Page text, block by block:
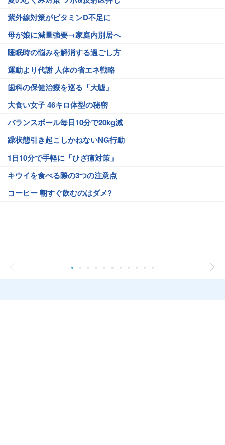
紫外線対策がビタミンD不足に
母が娘に減量強要→家庭内別居へ
睡眠時の悩みを解消する過ごし方
運動より代謝 人体の省エネ戦略
歯科の保健治療を巡る「大嘘」
大食い女子 46キロ体型の秘密
バランスボール毎日10分で20kg減
躁状態引き起こしかねないNG行動
1日10分で手軽に「ひざ痛対策」
キウイを食べる際の3つの注意点
コーヒー 朝すぐ飲むのはダメ?